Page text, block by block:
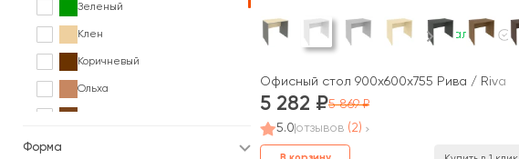
Зеленый
Клен
Коричневый
Ольха
Форма
В наличии
Офисный стол 900x600x755 Рива / Riva
5 282
5 869
5.0 отзывов (2)